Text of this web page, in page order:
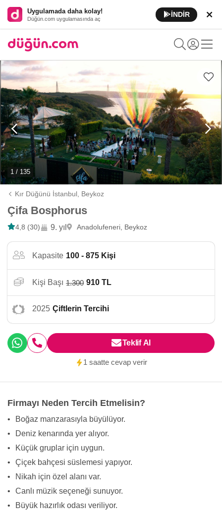
Uygulamada daha kolay!
Düğün.com uygulamasında aç
İNDİR
1 / 135
Kır Düğünü İstanbul, Beykoz
Çifa Bosphorus
4,8 (30) 9. yıl Anadolufeneri, Beykoz
Kapasite 100 - 875 Kişi
Kişi Başı 1.300 910 TL
2025 Çiftlerin Tercihi
Teklif Al
1 saatte cevap verir
Firmayı Neden Tercih Etmelisin?
•
Boğaz manzarasıyla büyülüyor.
•
Deniz kenarında yer alıyor.
•
Küçük gruplar için uygun.
•
Çiçek bahçesi süslemesi yapıyor.
•
Nikah için özel alanı var.
•
Canlı müzik seçeneği sunuyor.
•
Büyük hazırlık odası veriliyor.